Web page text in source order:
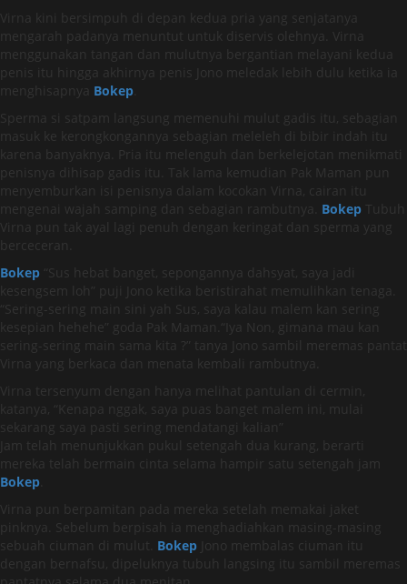
Virna kini bersimpuh di depan kedua pria yang senjatanya
mengarah padanya menuntut untuk diservis olehnya. Virna
menggunakan tangan dan mulutnya bergantian melayani kedua
penis itu hingga akhirnya penis Jono meledak lebih dulu ketika ia
menghisapnya Bokep
Sperma si satpam langsung memenuhi mulut gadis itu, sebagian
masuk ke kerongkongannya sebagian meleleh di bibir indah itu
karena banyaknya. Pria itu melenguh dan berkelejotan menikmati
penisnya dihisap gadis itu. Tak lama kemudian Pak Maman pun
menyemburkan isi penisnya dalam kocokan Virna, cairan itu
mengenai wajah samping dan sebagian rambutnya. Bokep Tubuh
Virna pun tak ayal lagi penuh dengan keringat dan sperma yang
berceceran.
Bokep “Sus hebat banget, sepongannya dahsyat, saya jadi
kesengsem loh” puji Jono ketika beristirahat memulihkan tenaga.
“Sering-sering main sini yah Sus, saya kalau malem kan sering
kesepian hehehe” goda Pak Maman.“Iya Non, gimana mau kan
sering-sering main sama kita ?” tanya Jono sambil meremas pantat
Virna yang berkaca dan menata kembali rambutnya.
Virna tersenyum dengan hanya melihat pantulan di cermin,
katanya, “Kenapa nggak, saya puas banget malem ini, mulai
sekarang saya pasti sering mendatangi kalian”
Jam telah menunjukkan pukul setengah dua kurang, berarti
mereka telah bermain cinta selama hampir satu setengah jam
Bokep
Virna pun berpamitan pada mereka setelah memakai jaket
pinknya. Sebelum berpisah ia menghadiahkan masing-masing
sebuah ciuman di mulut. Bokep Jono membalas ciuman itu
dengan bernafsu, dipeluknya tubuh langsing itu sambil meremas